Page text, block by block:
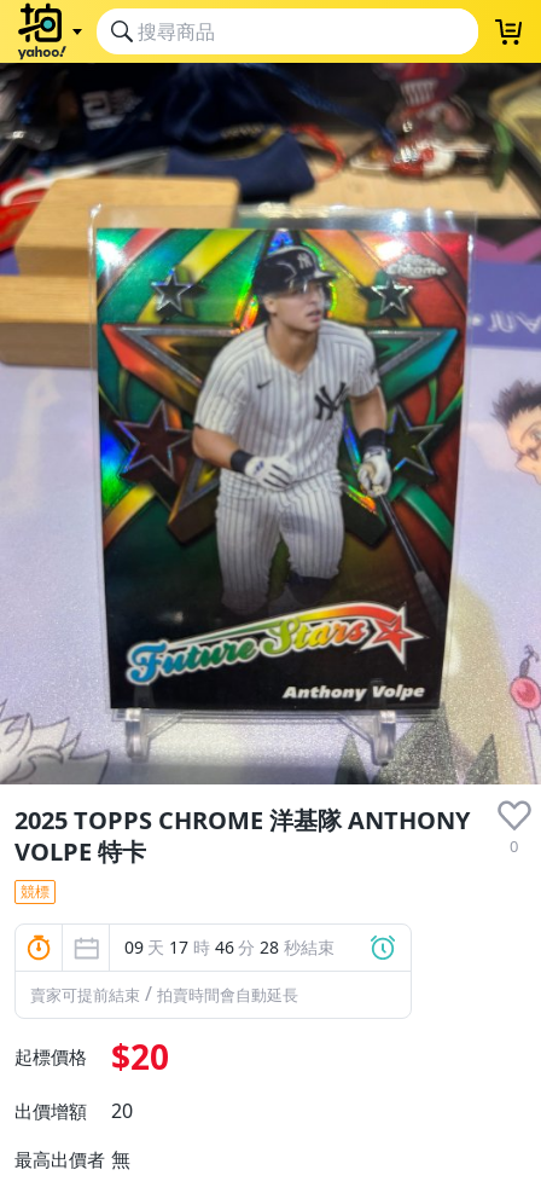
2025 TOPPS CHROME 洋基隊 ANTHONY
VOLPE 特卡
0
競標
09 天 17 時 46分 27 秒結束
賣家可提前結束 / 拍賣時間會自動延長
起標價格 $20
出價增額 20
最高出價者 無